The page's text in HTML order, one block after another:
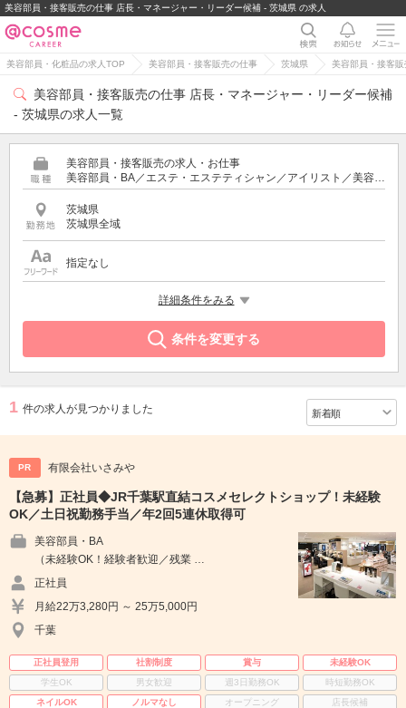
美容部員・接客販売の仕事 店長・マネージャー・リーダー候補 - 茨城県 の求人
美容部員・化粧品の求人TOP 美容部員・接客販売の仕事 茨城県 美容部員・接客
美容部員・接客販売の仕事 店長・マネージャー・リーダー候補
- 茨城県の求人一覧
美容部員・接客販売の求人・お仕事
美容部員・BA／エステ・エステティシャン／アイリスト／美容師／受付・フロント
茨城県
茨城県全域
指定なし
詳細条件をみる
条件を変更する
1 件の求人が見つかりました
PR 有限会社いさみや
【急募】正社員◆JR千葉駅直結コスメセレクトショップ！未経験
OK／土日祝勤務手当／年2回5連休取得可
美容部員・BA
（未経験OK！経験者歓迎／残業 …
正社員
月給22万3,280円 ～ 25万5,000円
千葉
正社員登用 社割制度 賞与
未経験OK
学生OK
男女歓迎 週3日勤務OK
時短勤務OK
ネイルOK
ノルマなし オープニング
店長候補